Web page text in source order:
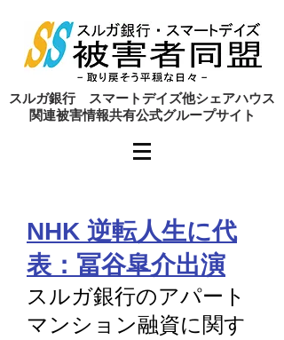
​スルガ銀行 スマートデイズ他シェアハウス
関連被害情報共有公式グループサイト
NHK 逆転人生に代
表：冨谷皐介出演
スルガ銀行のアパート
マンション融資に関す